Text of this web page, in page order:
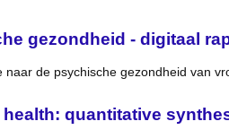
gezondheid - digitaal
naar de psychische gezondheid van
quantitative